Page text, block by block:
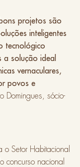
projetos são
inteligentes
tecnológico
a solução ideal
vernaculares,
povos e
Domingues, sócio-
o Setor Habitacional
concurso nacional